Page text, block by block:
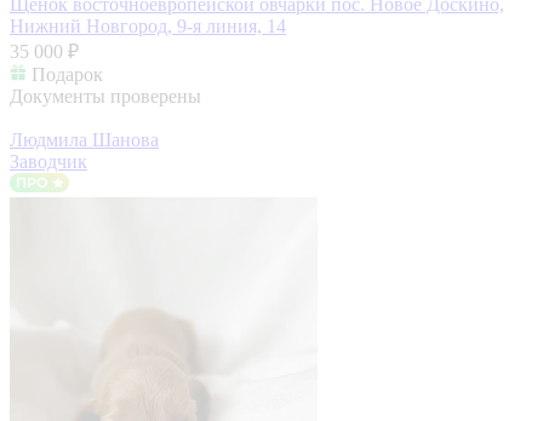
Нижний Новгород, 9-я линия, 14
35 000 ₽
Подарок
Документы проверены
Людмила Шанова
Заводчик